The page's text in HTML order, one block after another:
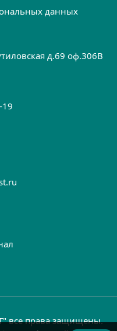
данных
д.69 оф.306B
19
все права защищены.